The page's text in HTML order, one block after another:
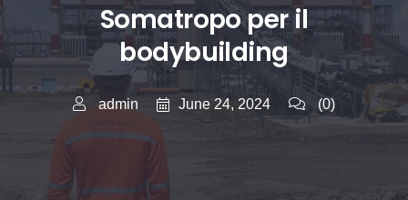
Somatropo per il
bodybuilding
admin June 24, 2024 (0)